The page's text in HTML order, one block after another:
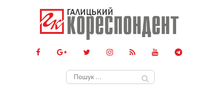
Пошук: